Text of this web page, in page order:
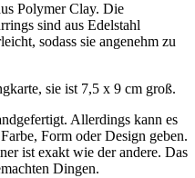
Polymer Clay. Die
sind aus Edelstahl
sodass sie angenehm zu
sie ist 7,5 x 9 cm groß.
Allerdings kann es
Form oder Design geben.
ist exakt wie der andere. Das
Dingen.